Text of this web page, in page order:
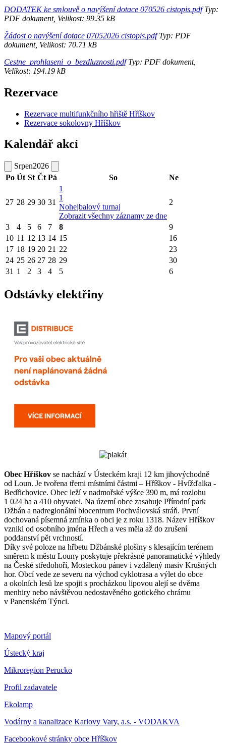
DODATEK ke smlouvě o navýšení dotace 070526 cistopis.pdfTyp:
PDF dokument, Velikost: 99.35 kB
Žádost o navýšení dotace 07052026 cistopis.pdfTyp: PDF
dokument, Velikost: 70.71 kB
Cestne_prohlaseni_o_bezdluznosti.pdfTyp: PDF dokument,
Velikost: 194.19 kB
Rezervace
Rezervace multifunkčního hřiště Hříškov
Rezervace sokolovny Hříškov
Kalendář akcí
Srpen2026
Po Út St Čt Pá So Ne
27 28 29 30 31
1
1
Nohejbalový turnaj
Zobrazit všechny záznamy ze dne
2
3 4 5 6 7 8
9
10 11 12 13 14 15
16
17 18 19 20 21 22
23
24 25 26 27 28 29
30
31 1 2 3 4 5 6
Odstávky elektřiny
Obec Hříškov se nachází v Ústeckém kraji 12 km jihovýchodně
od Loun. Je tvořena třemi místními částmi – Hříškov - Hvížďalka -
Bedřichovice. Obec leží v nadmořské výšce 390 m, má rozlohu
1 024 ha a 410 obyvatel. Na území obce zasahuje Přírodní park
Džbán a nadregionální biocentrum Pochválovská stráň. První
dochovaná písemná zmínka o obci je z roku 1318. Název Hříškov
vznikl od osobního jména Hřech a ves měla až do zrušení
poddanství pět vrchností.
Díky své poloze na hřbetu Džbánské plošiny s klesajícím terénem
směrem k městu Louny poskytuje překrásné panoramatické výhledy
na České středohoří, Mosteckou pánev i vzdálený masiv Krušných
hor. Obcí vede ze severu na východ cyklotrasa a výlet do obce
a okolních lesů lze spojit s procházkou lipovou alejí se dvěma
menhiry nebo návštěvou nedostavěného gotického chrámu
v Panenském Týnci.
Mapový portál
Ústecký kraj
Mikroregion Perucko
Profil zadavatele
Ekolamp
Vodárny a kanalizace Karlovy Vary, a.s. - VODAKVA
Facebookové stránky obce Hříškov